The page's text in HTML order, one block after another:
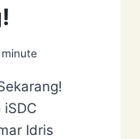
minute
Idris